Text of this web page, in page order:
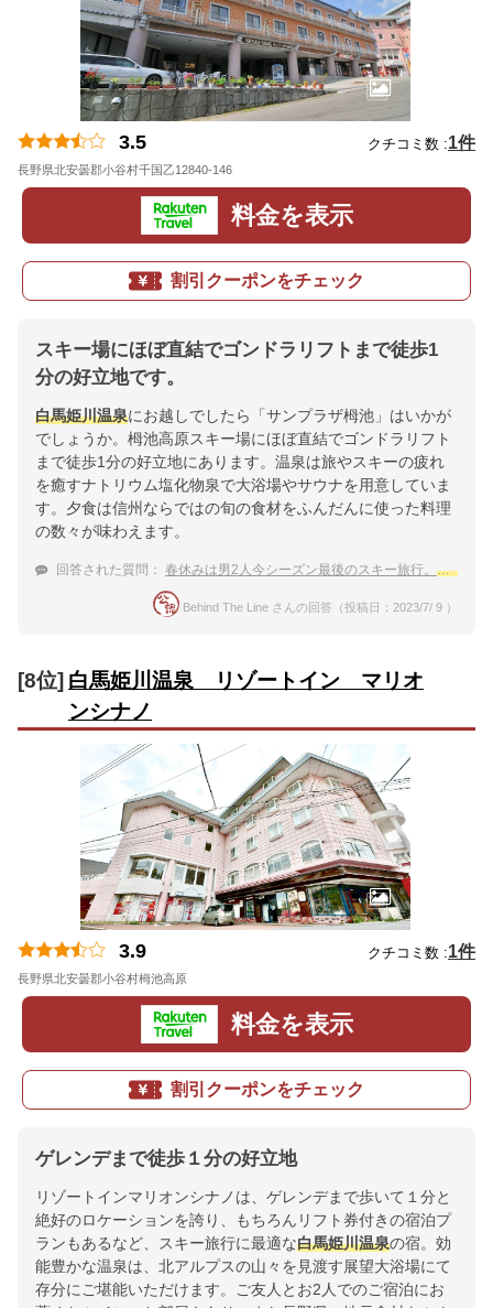
3.5 クチコミ数 :1件
長野県北安曇郡小谷村千国乙12840-146
料金を表示
割引クーポンをチェック
スキー場にほぼ直結でゴンドラリフトまで徒歩1
分の好立地です。
白馬姫川温泉にお越しでしたら「サンプラザ栂池」はいかが
でしょうか。栂池高原スキー場にほぼ直結でゴンドラリフト
まで徒歩1分の好立地にあります。温泉は旅やスキーの疲れ
を癒すナトリウム塩化物泉で大浴場やサウナを用意していま
す。夕食は信州ならではの旬の食材をふんだんに使った料理
の数々が味わえます。
回答された質問： 春休みは男2人今シーズン最後のスキー旅行。 白馬姫川
Behind The Line さんの回答（投稿日：2023/7/ 9 ）
[8位] 白馬姫川温泉 リゾートイン マリオ
ンシナノ
3.9 クチコミ数 :1件
長野県北安曇郡小谷村栂池高原
料金を表示
割引クーポンをチェック
ゲレンデまで徒歩１分の好立地
リゾートインマリオンシナノは、ゲレンデまで歩いて１分と
絶好のロケーションを誇り、もちろんリフト券付きの宿泊プ
ランもあるなど、スキー旅行に最適な白馬姫川温泉の宿。効
能豊かな温泉は、北アルプスの山々を見渡す展望大浴場にて
存分にご堪能いただけます。ご友人とお2人でのご宿泊にお